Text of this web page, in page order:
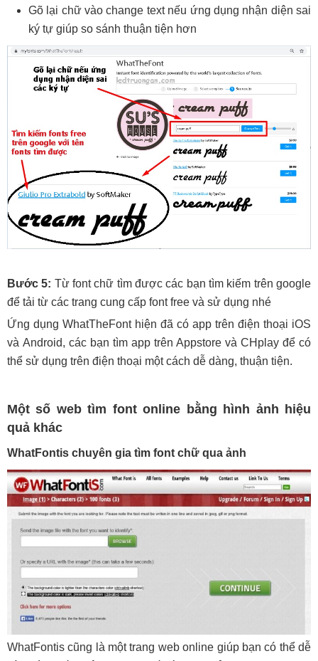
Gõ lại chữ vào change text nếu ứng dụng nhận diện sai
ký tự giúp so sánh thuận tiện hơn
Bước 5: Từ font chữ tìm được các bạn tìm kiếm trên google
để tải từ các trang cung cấp font free và sử dụng nhé
Ứng dụng WhatTheFont hiện đã có app trên điện thoại iOS
và Android, các bạn tìm app trên Appstore và CHplay để có
thể sử dụng trên điện thoại một cách dễ dàng, thuận tiện.
Một số web tìm font online bằng hình ảnh hiệu
quả khác
WhatFontis chuyên gia tìm font chữ qua ảnh
WhatFontis cũng là một trang web online giúp bạn có thể dễ